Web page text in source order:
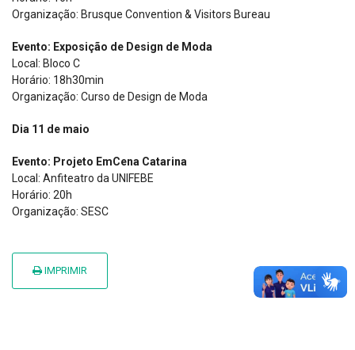
Organização: Brusque Convention & Visitors Bureau
Evento: Exposição de Design de Moda
Local: Bloco C
Horário: 18h30min
Organização: Curso de Design de Moda
Dia 11 de maio
Evento: Projeto EmCena Catarina
Local: Anfiteatro da UNIFEBE
Horário: 20h
Organização: SESC
IMPRIMIR